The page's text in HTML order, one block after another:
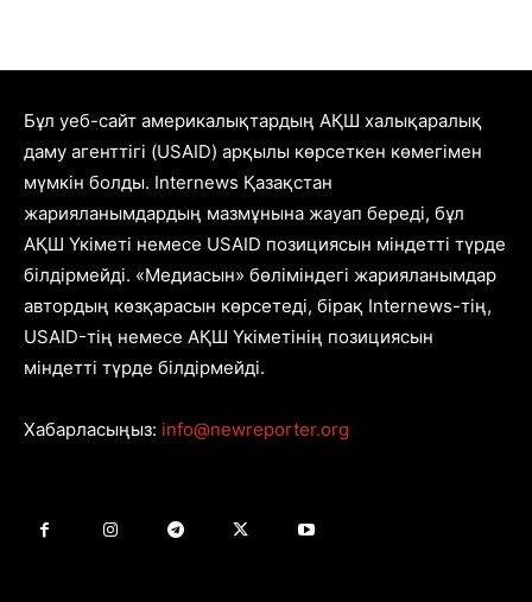
Бұл уеб-сайт америкалықтардың АҚШ халықаралық
даму агенттігі (USAID) арқылы көрсеткен көмегімен
мүмкін болды. Internews Қазақстан
жарияланымдардың мазмұнына жауап береді, бұл
АҚШ Үкіметі немесе USAID позициясын міндетті түрде
білдірмейді. «Медиасын» бөліміндегі жарияланымдар
автордың көзқарасын көрсетеді, бірақ Internews-тің,
USAID-тің немесе АҚШ Үкіметінің позициясын
міндетті түрде білдірмейді.
Хабарласыңыз: info@newreporter.org